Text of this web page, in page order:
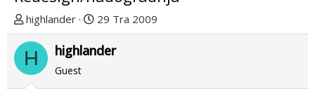
T
e
m
u
p
highlander
D
a
t
29 Tra 2009
H highlander
Guest